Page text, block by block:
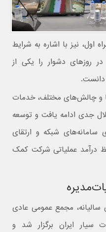
اول، نیز با اشاره به شرایط
در روزهای دشوار را یکی از
دانست.
و چالش‌های مختلف، خدمات
جدی ادامه یافت و توسعه
شبکه و ارتقای
درآمد عملیاتی شرکت کمک
مجمع عمومی عادی
سیار ایران برگزار شد و